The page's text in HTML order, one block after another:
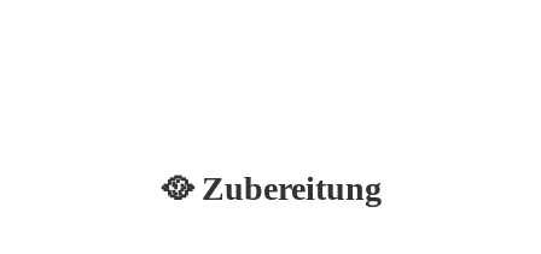
🥘 Zubereitung